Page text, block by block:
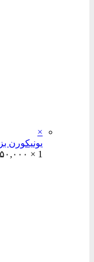
×
یونیکورن
1 ×